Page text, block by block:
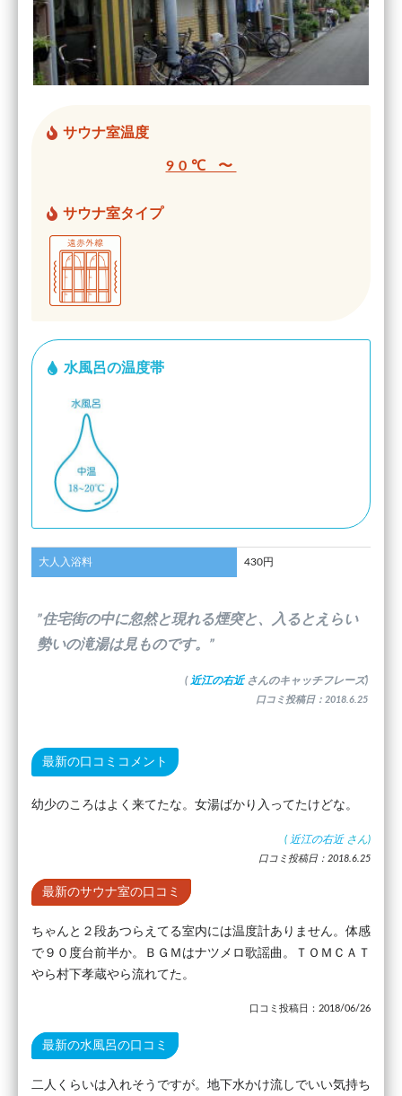
サウナ室温度
90℃ 〜
サウナ室タイプ
水風呂の温度帯
大人入浴料 430円
”住宅街の中に忽然と現れる煙突と、入るとえらい
勢いの滝湯は見ものです。”
( 近江の右近 さんのキャッチフレーズ)
口コミ投稿日：2018.6.25
最新の口コミコメント
幼少のころはよく来てたな。女湯ばかり入ってたけどな。
( 近江の右近 さん)
口コミ投稿日：2018.6.25
最新のサウナ室の口コミ
ちゃんと２段あつらえてる室内には温度計ありません。体感
で９０度台前半か。ＢＧＭはナツメロ歌謡曲。ＴＯＭＣＡＴ
やら村下孝蔵やら流れてた。
口コミ投稿日：2018/06/26
最新の水風呂の口コミ
二人くらいは入れそうですが。地下水かけ流しでいい気持ち